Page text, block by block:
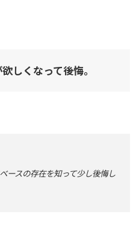
しくなって後悔。
ースの存在を知って少し後悔し